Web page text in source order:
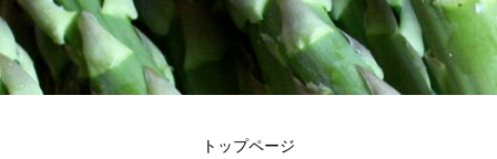
トップページ